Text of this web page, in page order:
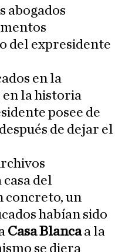
abogados
del expresidente
en la
en la historia
posee de
de dejar el
del
concreto, un
habían sido
Casa Blancaa la
se diera